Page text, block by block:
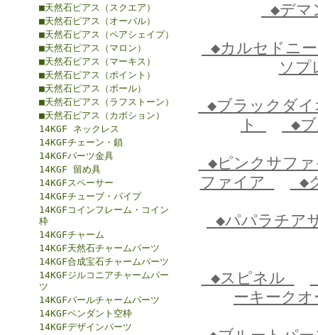
■天然石ピアス（スクエア）
■天然石ピアス（オーバル）
■天然石ピアス（ペアシェイプ）
■天然石ピアス（マロン）
■天然石ピアス（マーキス）
■天然石ピアス（ポイント）
■天然石ピアス（ボール）
■天然石ピアス（ラフストーン）
■天然石ピアス（カボション）
14KGF ネックレス
14KGFチェーン・鎖
14KGFパーツ金具
14KGF 留め具
14KGFスペーサー
14KGFチューブ・パイプ
14KGFコインフレーム・コイン
枠
14KGFチャーム
14KGF天然石チャームパーツ
14KGF合成宝石チャームパーツ
14KGFジルコニアチャームパー
ツ
14KGFパールチャームパーツ
14KGFペンダント空枠
14KGFデザインパーツ
◆デマ
◆カルセドニ
ソ
◆ブラックダ
ト
◆
◆ピンクサフ
ファイア
◆
◆パパラチア
◆スピネル
ーキーク